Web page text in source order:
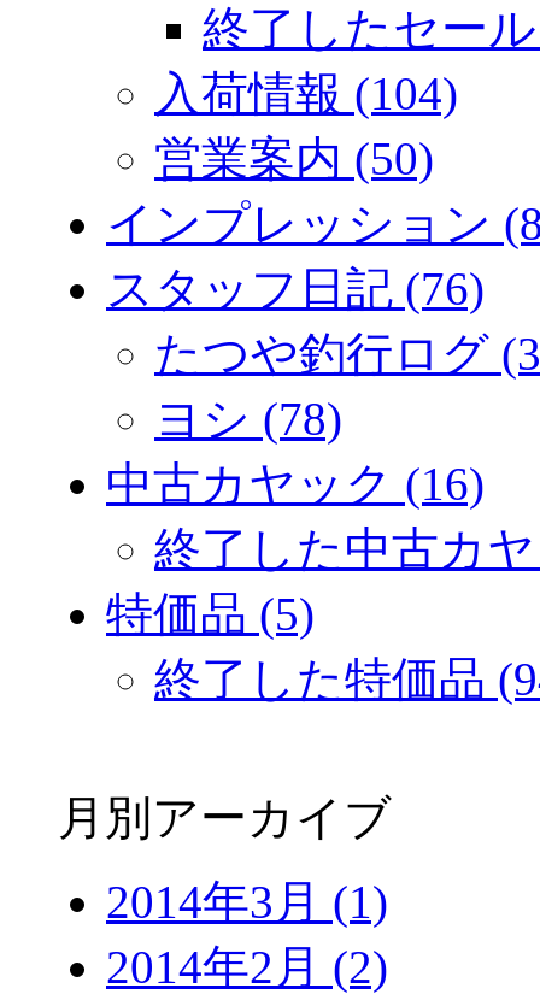
終了したセー
入荷情報 (104)
営業案内 (50)
インプレッション
スタッフ日記 (76)
たつや釣行ログ
ヨシ (78)
中古カヤック (16)
終了した中古カ
特価品 (5)
終了した特価品
月別アーカイブ
2014年3月 (1)
2014年2月 (2)